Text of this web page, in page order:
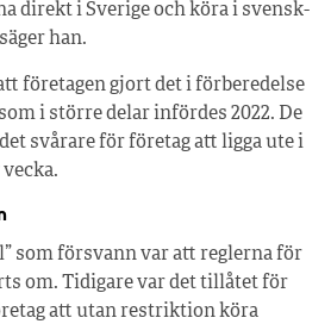
direkt i Sverige och köra i svensk­­
han.
företagen gjort det i förberedelse
i större delar infördes 2022. De
svårare för företag att ligga ute i
som försvann var att reglerna för
om. Tidigare var det tillåtet för
att utan restriktion köra